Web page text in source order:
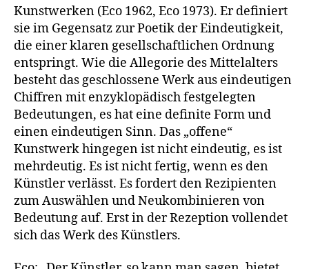
Kunstwerken (Eco 1962, Eco 1973). Er definiert
sie im Gegensatz zur Poetik der Eindeutigkeit,
die einer klaren gesellschaftlichen Ordnung
entspringt. Wie die Allegorie des Mittelalters
besteht das geschlossene Werk aus eindeutigen
Chiffren mit enzyklopädisch festgelegten
Bedeutungen, es hat eine definite Form und
einen eindeutigen Sinn. Das „offene“
Kunstwerk hingegen ist nicht eindeutig, es ist
mehrdeutig. Es ist nicht fertig, wenn es den
Künstler verlässt. Es fordert den Rezipienten
zum Auswählen und Neukombinieren von
Bedeutung auf. Erst in der Rezeption vollendet
sich das Werk des Künstlers.